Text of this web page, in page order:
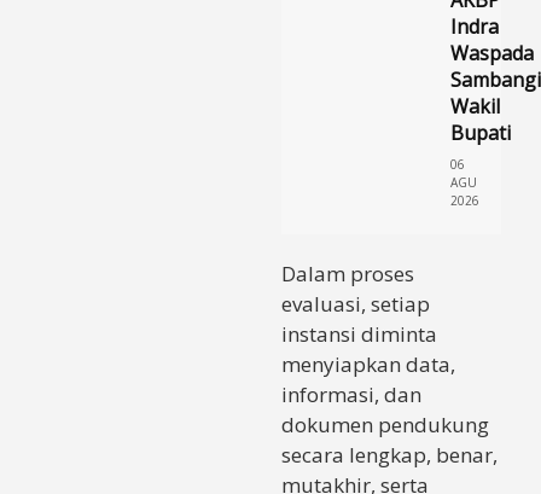
Indra
Waspada
Sambangi
Wakil
Bupati
06
AGU
2026
Dalam proses
evaluasi, setiap
instansi diminta
menyiapkan data,
informasi, dan
dokumen pendukung
secara lengkap, benar,
mutakhir, serta